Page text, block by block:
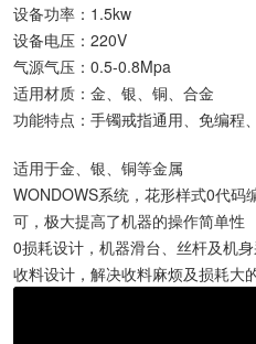
设备功率： 1.5kw
设备电压： 220V
气源气压： 0.5-0.8Mpa
适用材质： 金、银、铜、合金
功能特点： 手镯戒指通用、免编程
适用于金、银、铜等金属
WONDOWS系统，花形样式0代码
可，极大提高了机器的操作简单性
0损耗设计，机器滑台、丝杆及机
收料设计，解决收料麻烦及损耗大